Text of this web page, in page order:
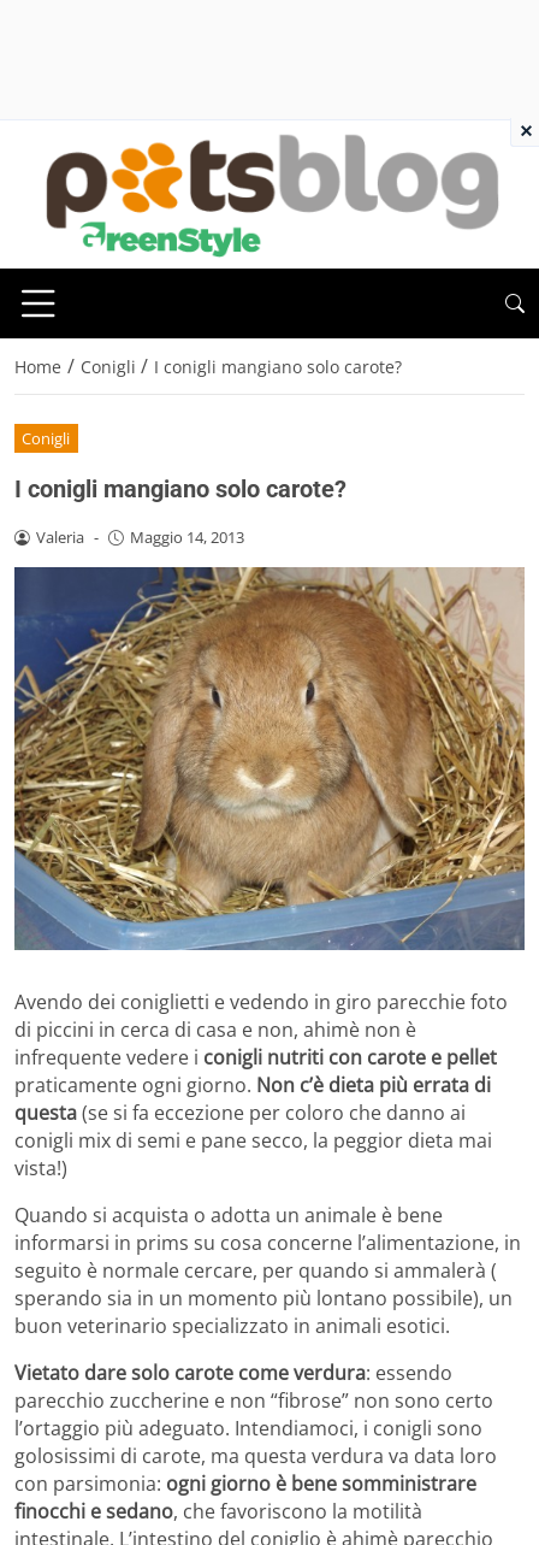
Home / Conigli / I conigli mangiano solo carote?
Conigli
I conigli mangiano solo carote?
Valeria - Maggio 14, 2013
Avendo dei coniglietti e vedendo in giro parecchie foto
di piccini in cerca di casa e non, ahimè non è
infrequente vedere i conigli nutriti con carote e pellet
praticamente ogni giorno. Non c’è dieta più errata di
questa(se si fa eccezione per coloro che danno ai
conigli mix di semi e pane secco, la peggior dieta mai
vista!)
Quando si acquista o adotta un animale è bene
informarsi in prims su cosa concerne l’alimentazione, in
seguito è normale cercare, per quando si ammalerà (
sperando sia in un momento più lontano possibile), un
buon veterinario specializzato in animali esotici.
Vietato dare solo carote come verdura: essendo
parecchio zuccherine e non “fibrose” non sono certo
l’ortaggio più adeguato. Intendiamoci, i conigli sono
golosissimi di carote, ma questa verdura va data loro
con parsimonia: ogni giorno è bene somministrare
finocchi e sedano, che favoriscono la motilità
intestinale. L’intestino del coniglio è ahimè parecchio
×